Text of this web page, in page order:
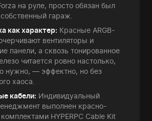
на руле, просто обязан был
гараж.
как характер: Красные ARGB-
вентиляторы и
панели, а сквозь тонированное
читается ровно настолько,
нужно, — эффектно, но без
хаоса.
кабели: Индивидуальный
выполнен красно-
HYPERPC Cable Kit